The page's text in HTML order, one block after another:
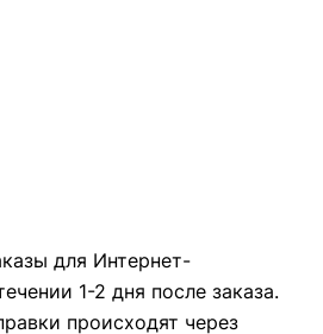
для Интернет-
1-2 дня после заказа.
происходят через